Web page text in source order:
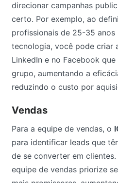
direcionar campanhas
certo. Por exemplo, ao
profissionais de 25-35 anos
tecnologia, você pode criar
LinkedIn e no Facebook
grupo, aumentando a
reduzindo o custo por
Vendas
Para a equipe de vendas, o
para identificar leads que
de se converter em
equipe de vendas priorize